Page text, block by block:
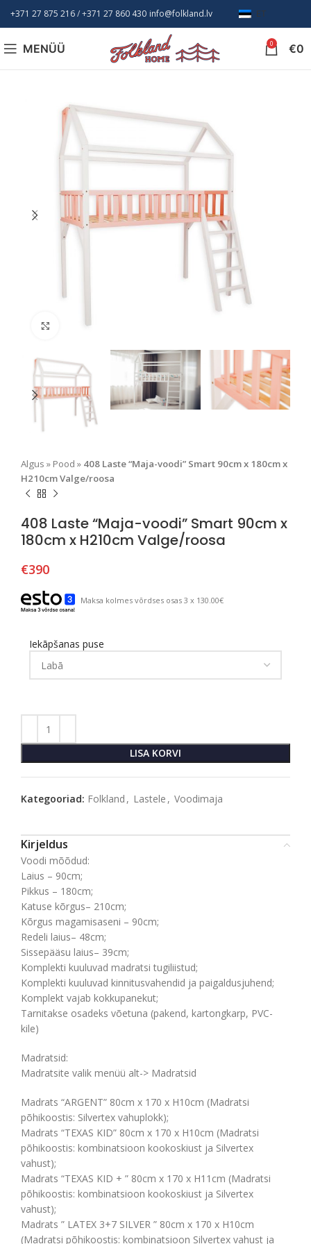
+371 27 875 216/ +371 27 860 430 info@folkland.lv ET
MENÜÜ 0 €0
Suurendamiseks klõpsake
Algus » Pood » 408 Laste “Maja-voodi” Smart 90cm x 180cm x
H210cm Valge/roosa
408 Laste “Maja-voodi” Smart 90cm x
180cm x H210cm Valge/roosa
€390
Maksa kolmes võrdses osas 3 x 130.00€
Iekāpšanas puse
LISA KORVI
Kategooriad: Folkland , Lastele , Voodimaja
Kirjeldus
Voodi mõõdud:
Laius – 90cm;
Pikkus – 180cm;
Katuse kõrgus– 210cm;
Kõrgus magamisaseni – 90cm;
Redeli laius– 48cm;
Sissepääsu laius– 39cm;
Komplekti kuuluvad madratsi tugiliistud;
Komplekti kuuluvad kinnitusvahendid ja paigaldusjuhend;
Komplekt vajab kokkupanekut;
Tarnitakse osadeks võetuna (pakend, kartongkarp, PVC-
kile)
Madratsid:
Madratsite valik menüü alt-> Madratsid
Madrats “ARGENT” 80cm x 170 x H10cm (Madratsi
põhikoostis: Silvertex vahuplokk);
Madrats “TEXAS KID” 80cm x 170 x H10cm (Madratsi
põhikoostis: kombinatsioon kookoskiust ja Silvertex
vahust);
Madrats “TEXAS KID + ” 80cm x 170 x H11cm (Madratsi
põhikoostis: kombinatsioon kookoskiust ja Silvertex
vahust);
Madrats ” LATEX 3+7 SILVER ” 80cm x 170 x H10cm
(Madratsi põhikoostis: kombinatsioon Silvertex vahust ja